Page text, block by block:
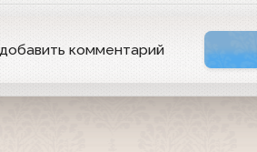
комментарий